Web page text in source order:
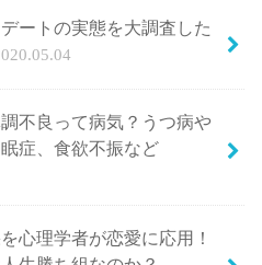
ートの実態を大調査した
不良って病気？うつ病や
症、食欲不振など
心理学者が恋愛に応用！